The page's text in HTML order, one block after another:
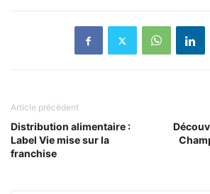
Article précédent
Distribution alimentaire :
Label Vie mise sur la
franchise